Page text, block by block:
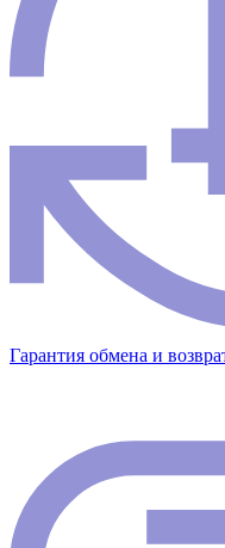
Гарантия обмена и